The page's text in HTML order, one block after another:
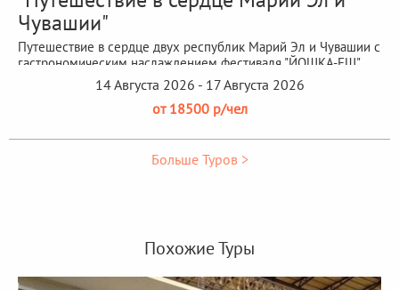
Чувашии"
Путешествие в сердце двух республик Марий Эл и Чувашии с
гастрономическим наслаждением фестиваля "ЙОШКА-ЕШ"
14 Августа 2026 - 17 Августа 2026
от 18500 р/чел
Больше Туров >
Похожие Туры